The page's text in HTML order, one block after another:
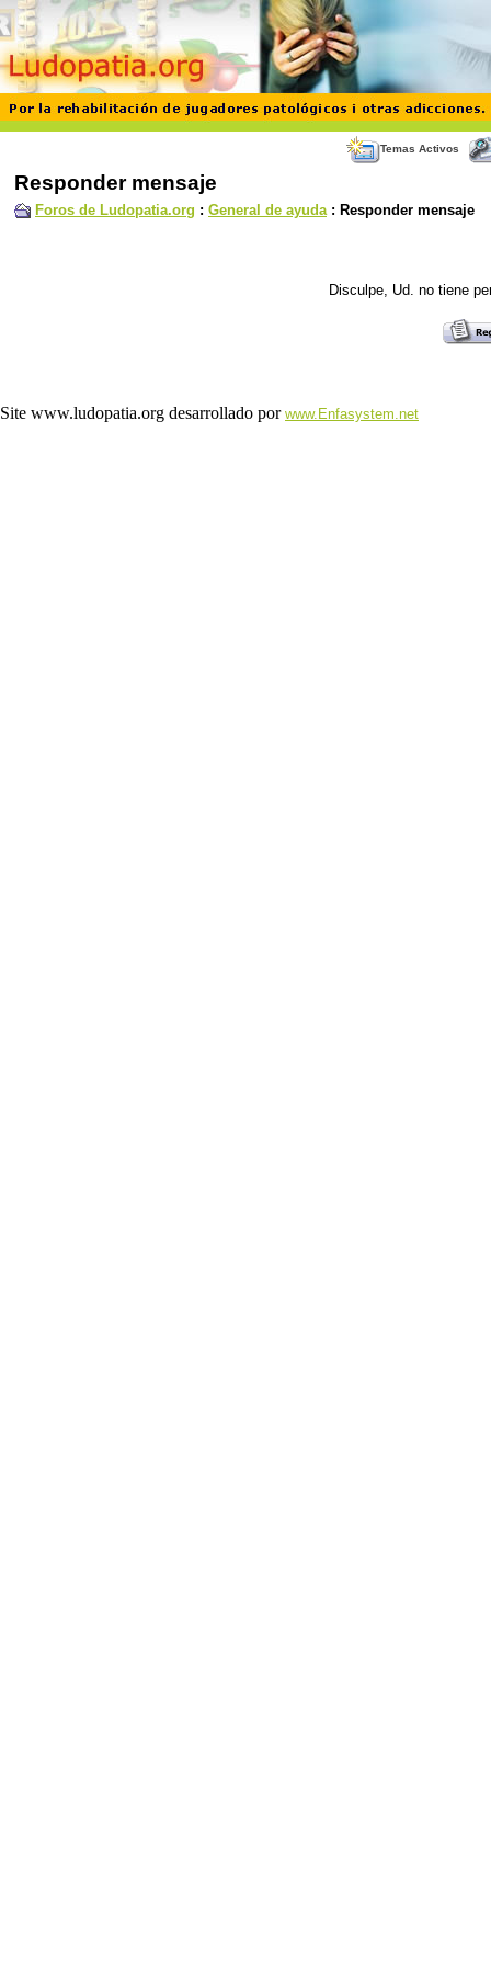
Temas Activos
Responder mensaje
Foros de Ludopatia.org : General de ayuda: Responder mensaje
Disculpe, Ud. no tiene
Site www.ludopatia.org desarrollado por www.Enfasystem.net